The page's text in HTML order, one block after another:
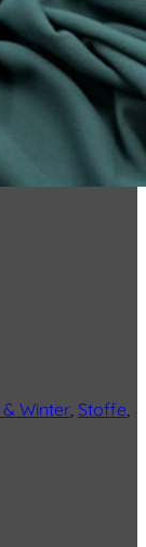
Winter Stoffe